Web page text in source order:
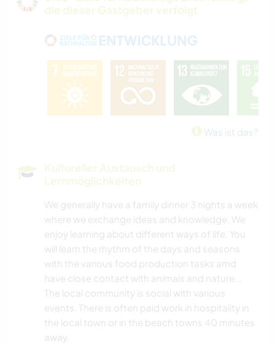
RADFAHREN
CAMPING
die dieser Gastgeber verfolgt
Was ist das?
Kultureller Austausch und
Lernmöglichkeiten
We generally have a family dinner 3 nights a week
where we exchange ideas and knowledge. We
enjoy learning about different ways of life. You
will learn the rhythm of the days and seasons
with the various food production tasks amd
have close contact with animals and nature. .
The local community is social with various
events. There is often paid work in hospitality in
the local town or in the beach towns 40 minutes
away.